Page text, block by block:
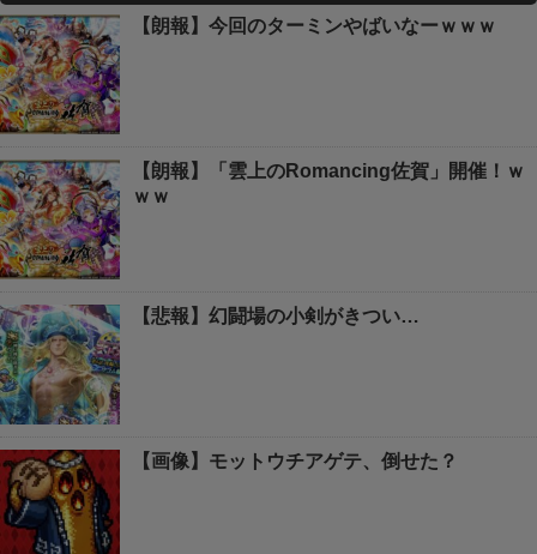
【朗報】今回のターミンやばいなーｗｗｗ
【朗報】「雲上のRomancing佐賀」開催！ｗ
ｗｗ
【悲報】幻闘場の小剣がきつい…
【画像】モットウチアゲテ、倒せた？